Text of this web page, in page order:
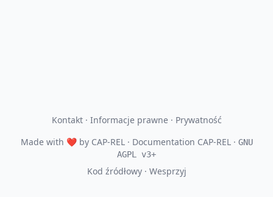
Kontakt· Informacje prawne· Prywatność
Made with ❤by CAP-REL· Documentation CAP-REL · GNU
AGPL v3+
Kod źródłowy· Wesprzyj